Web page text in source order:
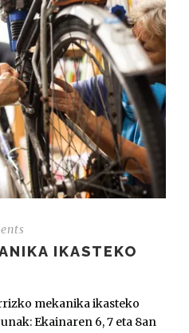
IKASTEKO
mekanika ikasteko
Ekainaren 6, 7 eta 8an